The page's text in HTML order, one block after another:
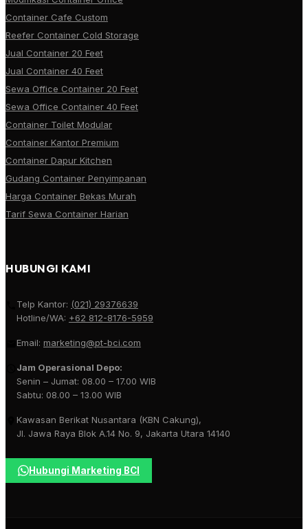
Container Cafe Custom
Reefer Container Cold Storage
Jual Container 20 Feet
Jual Container 40 Feet
Sewa Office Container 20 Feet
Sewa Office Container 40 Feet
Container Toilet Modular
Container Kantor Premium
Container Dapur Kitchen
Gudang Container Penyimpanan
Harga Container Bekas Murah
Tarif Sewa Container Harian
HUBUNGI KAMI
Telp Kantor: (021) 29376639
Hotline/WA: +62 812-8176-5959
Email: marketing@pt-bci.com
Jam Operasional Depo:
Senin – Jumat: 08.00 – 17.00 WIB
Sabtu: 08.00 – 13.00 WIB
Kawasan Berikat Nusantara (KBN Cakung),
Jl. Jawa Raya Blok A.14 No. 9, Jakarta Utara 14140
Hubungi Marketing BCI